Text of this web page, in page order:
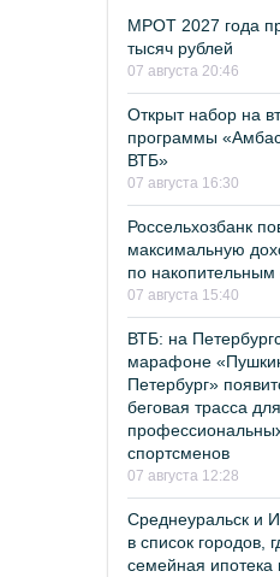
МРОТ 2027 года
тысяч рублей
07 августа 20:46
Открыт набор на
программы
ВТБ»
07 августа 16:30
Россельхозбанк
максимальную
по накопительным
07 августа 15:40
ВТБ: на
марафоне
Петербург»
беговая трасса для
спортсменов
07 августа 12:28
Среднеуральск и
в список городов,
семейная ипотека